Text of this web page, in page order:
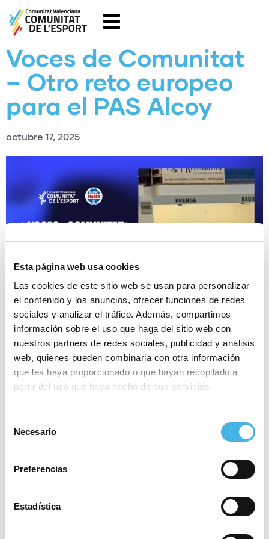
Esta página web usa cookies
Las cookies de este sitio web se usan para personalizar
el contenido y los anuncios, ofrecer funciones de redes
sociales y analizar el tráfico. Además, compartimos
información sobre el uso que haga del sitio web con
nuestros partners de redes sociales, publicidad y análisis
web, quienes pueden combinarla con otra información
que les haya proporcionado o que hayan recopilado a
partir del uso que haya hecho de sus servicios.
Necesario
Preferencias
Estadística
Voces de Comunitat
– Otro reto europeo
para el PAS Alcoy
octubre 17, 2025
de
00:00
estadísticas, marketing
pasada campaña, el PAS Alcoy tiene un nuevo reto